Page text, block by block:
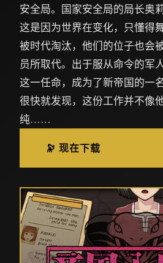
安全局。国家安全局的局长奥
这是因为世界在变化，只懂得
被时代淘汰，他们的位子也会
员所取代。出于服从命令的军
这一任命，成为了新帝国的一
很快就发现，这份工作并不像
纯……
🔭 现在下载